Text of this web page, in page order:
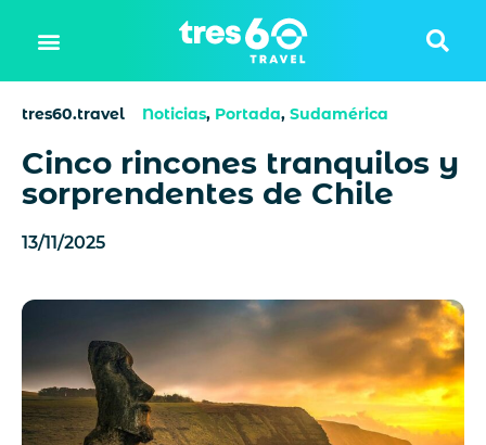
tres60.travel Noticias, Portada, Sudamérica
Cinco rincones tranquilos y
sorprendentes de Chile
13/11/2025